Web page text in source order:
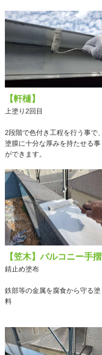
【軒樋】
上塗り2回目
2段階で色付き工程を行う事で、
塗膜に十分な厚みを持たせる事
ができます。
【笠木】バルコニー手摺
錆止め塗布
鉄部等の金属を腐食から守る塗
料